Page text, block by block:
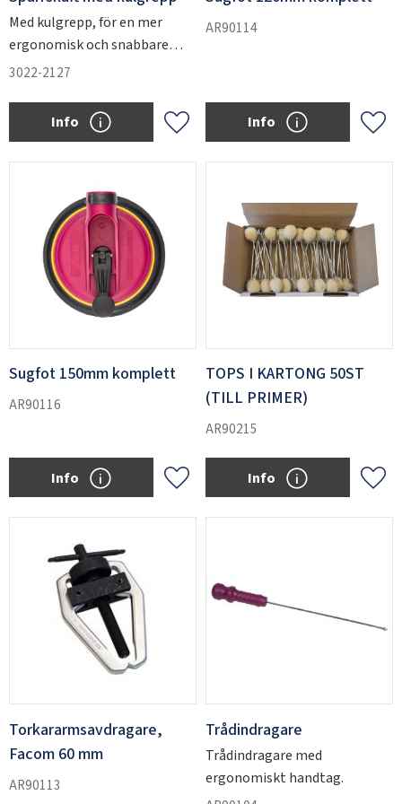
Med kulgrepp, för en mer
ergonomisk och snabbare
utrullning. Standard i
3022-2127
Add to favorites
Info
AR90114
Add
Info
Sugfot 150mm komplett
AR90116
Add to favorites
Info
TOPS I KARTONG 50ST
(TILL PRIMER)
AR90215
Add
Info
Torkararmsavdragare,
Facom 60 mm
AR90113
Trådindragare
Trådindragare med
ergonomiskt handtag.